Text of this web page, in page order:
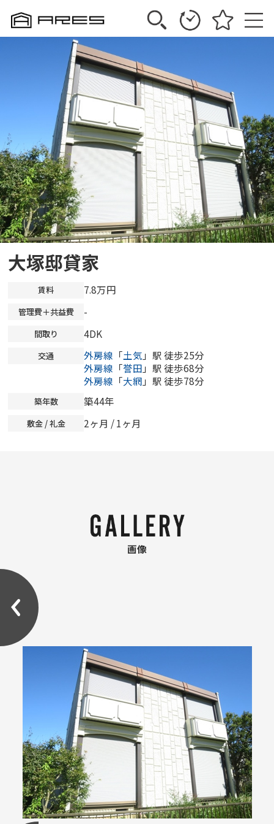
大塚邸貸家
賃料 7.8万円
管理費＋共益費 -
間取り 4DK
交通 外房線 「土気 」駅 徒歩25分
外房線 「誉田 」駅 徒歩68分
外房線 「大網 」駅 徒歩78分
築年数 築44年
敷金 / 礼金 2ヶ月 / 1ヶ月
画像